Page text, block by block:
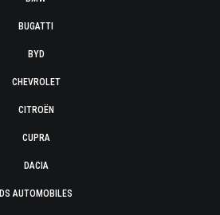
BUGATTI
BYD
CHEVROLET
CITROËN
CUPRA
DACIA
DS AUTOMOBILES